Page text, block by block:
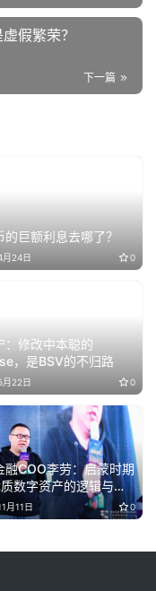
假繁荣？
下一篇
的巨额利息去哪了？
月24日 0
：修改中本聪的
，是BSV的不归路
月22日 0
融COO李劳：启蒙时期
数字资产的逻辑与研
文）
月11日 0